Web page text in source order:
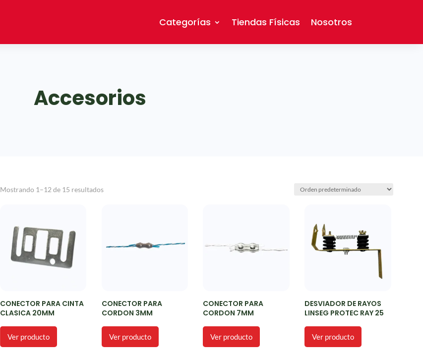
Categorías Tiendas Físicas Nosotros
Accesorios
Mostrando 1–12 de 15 resultados
CONECTOR PARA CINTA
CLASICA 20MM
Ver producto
CONECTOR PARA
CORDON 3MM
Ver producto
CONECTOR PARA
CORDON 7MM
Ver producto
DESVIADOR DE RAYOS
LINSEG PROTEC RAY 25
Ver producto